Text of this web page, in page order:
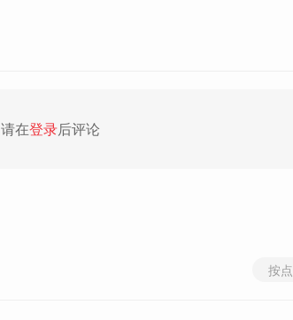
请在登录后评论
按